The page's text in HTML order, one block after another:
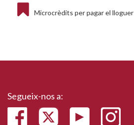
Microcrèdits per pagar el lloguer
Segueix-nos a: